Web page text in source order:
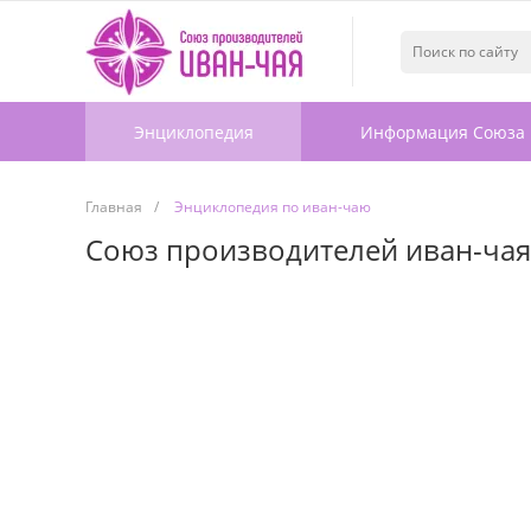
Энциклопедия Информация Союза
Главная / Энциклопедия по иван-чаю
Союз производителей иван-чая